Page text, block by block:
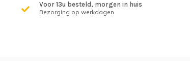
Voor 13u besteld, morgen in huis
Bezorging op werkdagen